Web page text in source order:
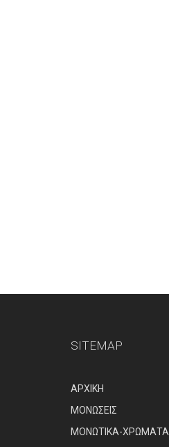
SITEMAP
ΑΡΧΙΚΗ
ΜΟΝΩΣΕΙΣ
ΜΟΝΩΤΙΚΑ-ΧΡΩΜΑΤΑ